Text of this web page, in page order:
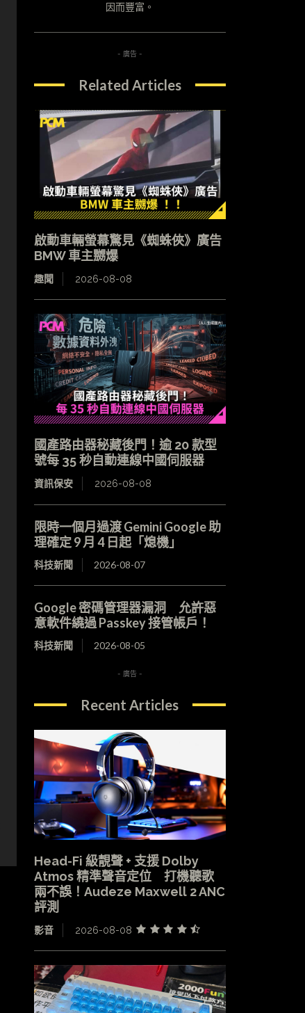
因而豐富。
- 廣告 -
Related Articles
啟動車輛螢幕驚見《蜘蛛俠》廣告
BMW 車主嬲爆
趣聞 2026-08-08
國產路由器秘藏後門！逾 20 款型
號每 35 秒自動連線中國伺服器
資訊保安 2026-08-08
限時一個月過渡 Gemini Google 助
理確定 9 月 4 日起「熄機」
科技新聞 2026-08-07
Google 密碼管理器漏洞 允許惡
意軟件繞過 Passkey 接管帳戶！
科技新聞 2026-08-05
- 廣告 -
Recent Articles
Head-Fi 級靚聲 + 支援 Dolby
Atmos 精準聲音定位 打機聽歌
兩不誤！Audeze Maxwell 2 ANC
評測
影音 2026-08-08